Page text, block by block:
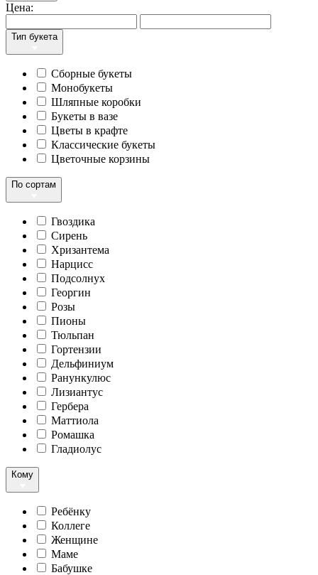
Цена:
Тип букета
Сборные букеты
Монобукеты
Шляпные коробки
Букеты в вазе
Цветы в крафте
Классические букеты
Цветочные корзины
По сортам
Гвоздика
Сирень
Хризантема
Нарцисс
Подсолнух
Георгин
Розы
Пионы
Тюльпан
Гортензии
Дельфиниум
Ранункулюс
Лизиантус
Гербера
Маттиола
Ромашка
Гладиолус
Кому
Ребёнку
Коллеге
Женщине
Маме
Бабушке